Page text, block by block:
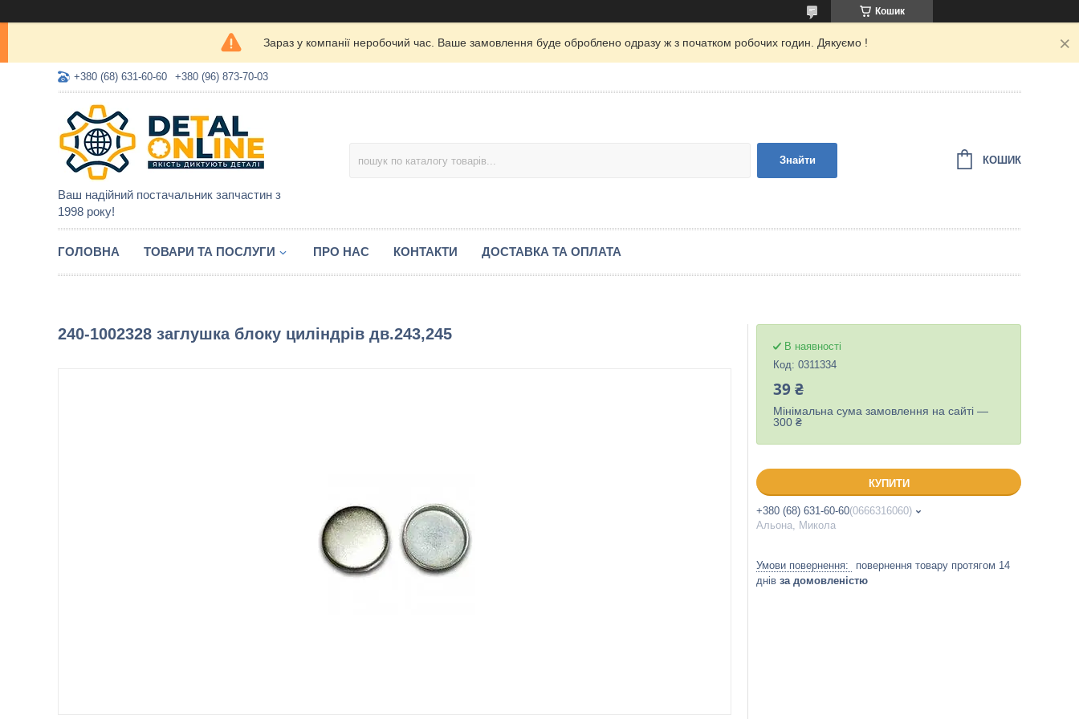
Кошик
Зараз у компанії неробочий час. Ваше замовлення буде оброблено одразу ж з початком робочих годин. Дякуємо !
+380 (68) 631-60-60 +380 (96) 873-70-03
Ваш надійний постачальник запчастин з
1998 року!
Знайти КОШИК
ГОЛОВНА ТОВАРИ ТА ПОСЛУГИ ПРО НАС КОНТАКТИ ДОСТАВКА ТА ОПЛАТА
240-1002328 заглушка блоку циліндрів дв.243,245
В наявності
Код: 0311334
39 ₴
Мінімальна сума замовлення на сайті —
300 ₴
КУПИТИ
+380 (68) 631-60-60 0666316060
Альона, Микола
повернення товару протягом 14
днів за домовленістю